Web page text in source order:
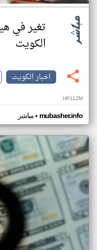
تغير في
الكويت
اخبار الكويت
HP11ZM
مباشر• mubasher.info